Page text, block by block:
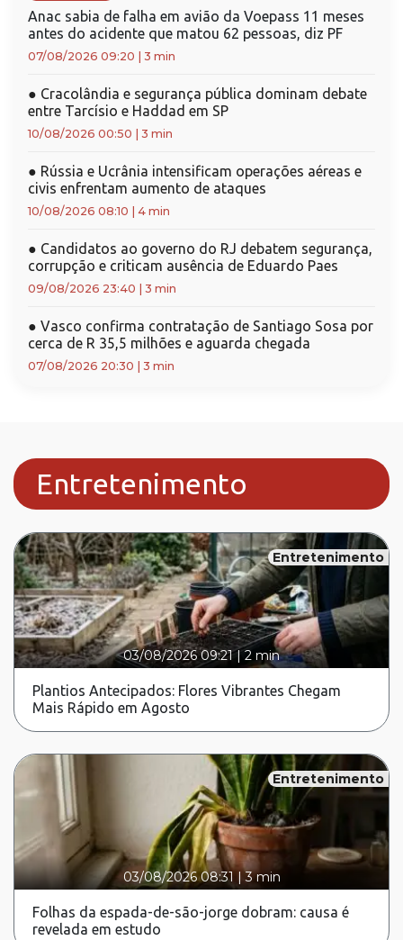
Anac sabia de falha em avião da Voepass 11 meses
antes do acidente que matou 62 pessoas, diz PF
07/08/2026 09:20 3 min
● Cracolândia e segurança pública dominam debate
entre Tarcísio e Haddad em SP
10/08/2026 00:50 3 min
● Rússia e Ucrânia intensificam operações aéreas e
civis enfrentam aumento de ataques
10/08/2026 08:10 4 min
● Candidatos ao governo do RJ debatem segurança,
corrupção e criticam ausência de Eduardo Paes
09/08/2026 23:40 3 min
● Vasco confirma contratação de Santiago Sosa por
cerca de R 35,5 milhões e aguarda chegada
07/08/2026 20:30 3 min
Entretenimento
Entretenimento
03/08/2026 09:21|2 min
Plantios Antecipados: Flores Vibrantes Chegam
Mais Rápido em Agosto
Entretenimento
03/08/2026 08:31 |3 min
Folhas da espada-de-são-jorge dobram: causa é
revelada em estudo